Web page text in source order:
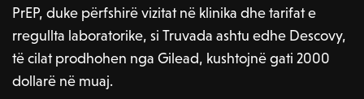
PrEP, duke përfshirë vizitat në klinika dhe tarifat e
rregullta laboratorike, si Truvada ashtu edhe Descovy,
të cilat prodhohen nga Gilead, kushtojnë gati 2000
dollarë në muaj.